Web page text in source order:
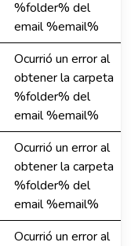
%folder% del
email %email%
Ocurrió un error al
obtener la carpeta
%folder% del
email %email%
Ocurrió un error al
obtener la carpeta
%folder% del
email %email%
Ocurrió un error al